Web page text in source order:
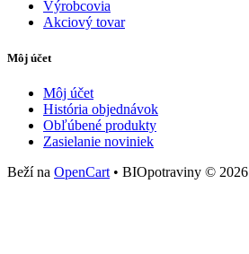
Výrobcovia
Akciový tovar
Môj účet
Môj účet
História objednávok
Obľúbené produkty
Zasielanie noviniek
Beží na OpenCart • BIOpotraviny © 2026